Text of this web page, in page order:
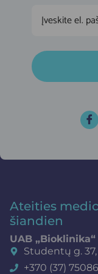
Ateities
šiandien
UAB „Bioklinika“
Studentų g.
+370 (37)